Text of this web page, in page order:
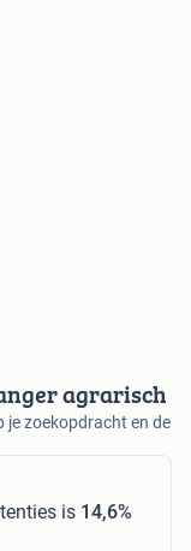
agrarisch
je zoekopdracht en de
is 14,6%